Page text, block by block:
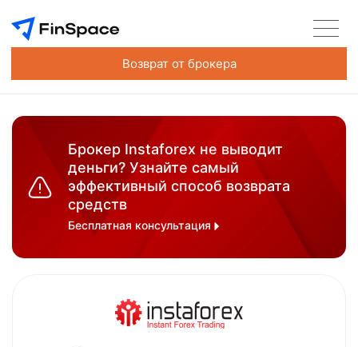
Возврат от брокера
Брокер Instaforex не выводит
деньги? Узнайте самый
эффективный способ возврата
средств
Бесплатная консультация